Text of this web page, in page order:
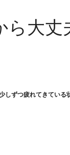
ら大
しずつ疲れてきている